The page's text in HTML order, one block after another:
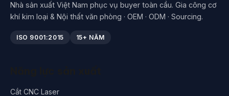
Nhà sản xuất Việt Nam phục vụ buyer toàn cầu. Gia công cơ
khí kim loại & Nội thất văn phòng · OEM · ODM · Sourcing.
ISO 9001:2015 15+ NĂM
Cắt CNC Laser